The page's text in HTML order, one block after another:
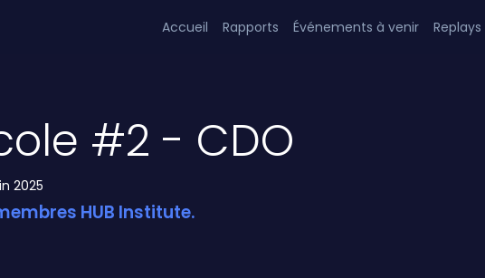
Accueil Rapports Événements à venir Replays
#2 - CDO
2025
HUB Institute.